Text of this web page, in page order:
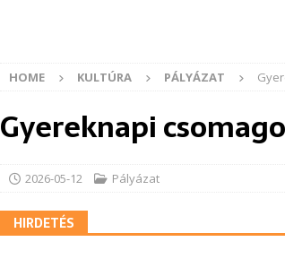
HOME KULTÚRA PÁLYÁZAT
Gyereknapi
2026-05-12 Pályázat
HIRDETÉS